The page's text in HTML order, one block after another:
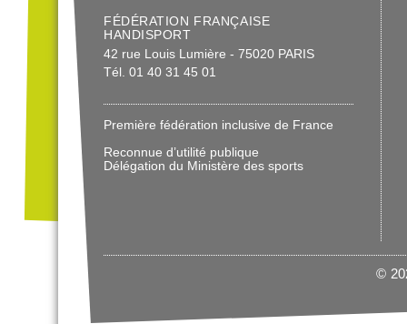
FÉDÉRATION FRANÇAISE
HANDISPORT
42 rue Louis Lumière - 75020 PARIS
Tél. 01 40 31 45 01
Première fédération inclusive de France
Reconnue d’utilité publique
Délégation du Ministère des sports
©